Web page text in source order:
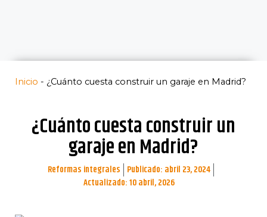
Inicio - ¿Cuánto cuesta construir un garaje en Madrid?
¿Cuánto cuesta construir un
garaje en Madrid?
Reformas integrales Publicado: abril 23, 2024
Actualizado: 10 abril, 2026